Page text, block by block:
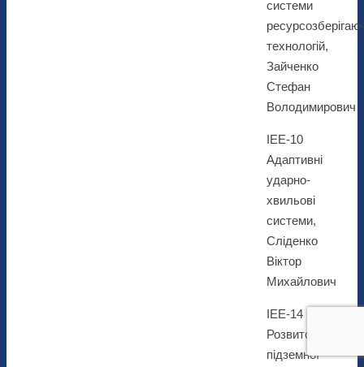
системи
технологій,
Зайченко
Стефан
Володимирович
ІЕЕ-10
Адаптивні
ударно-
хвильові
системи,
Сліденко
Віктор
Михайлович
ІЕЕ-14
Розвиток
підземної